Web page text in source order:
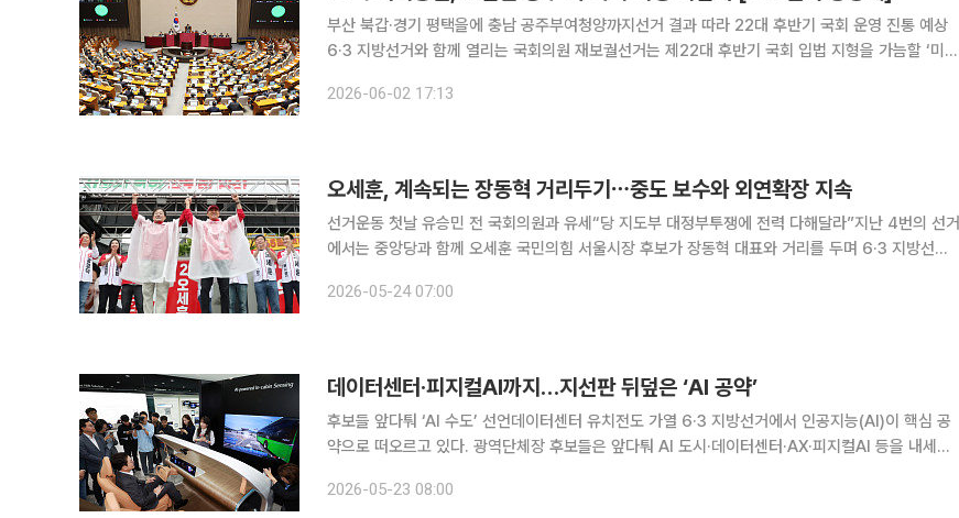
부산 북갑·경기 평택을에 충남 공주부여청양까지선거 결과 따라 22대 후반기 국회 운영 진통 예상
6·3 지방선거와 함께 열리는 국회의원 재보궐선거는 제22대 후반기 국회 입법 지형을 가늠할 ‘미니
제22대 국회 후반기 운영과 원 구성, 예산 등을 둔
2026-06-02 17:13
오세훈, 계속되는 장동혁 거리두기⋯중도 보수와 외연확장 지속
선거운동 첫날 유승민 전 국회의원과 유세“당 지도부 대정부투쟁에 전력 다해달라”지난 4번의 선거
에서는 중앙당과 함께 오세훈 국민의힘 서울시장 후보가 장동혁 대표와 거리를 두며 6·3 지방선거
을 노리고 있다. 24일 정치계에 따르면 오 후보는 이번 선거 공식선
2026-05-24 07:00
데이터센터·피지컬AI까지…지선판 뒤덮은 ‘AI 공약’
후보들 앞다퉈 ‘AI 수도’ 선언데이터센터 유치전도 가열 6·3 지방선거에서 인공지능(AI)이 핵심 공
약으로 떠오르고 있다. 광역단체장 후보들은 앞다퉈 AI 도시·데이터센터·AX·피지컬AI 등을 내세우
내용을 종합하면 서울·부산·울산·광주·전남·전북 등 전국
2026-05-23 08:00